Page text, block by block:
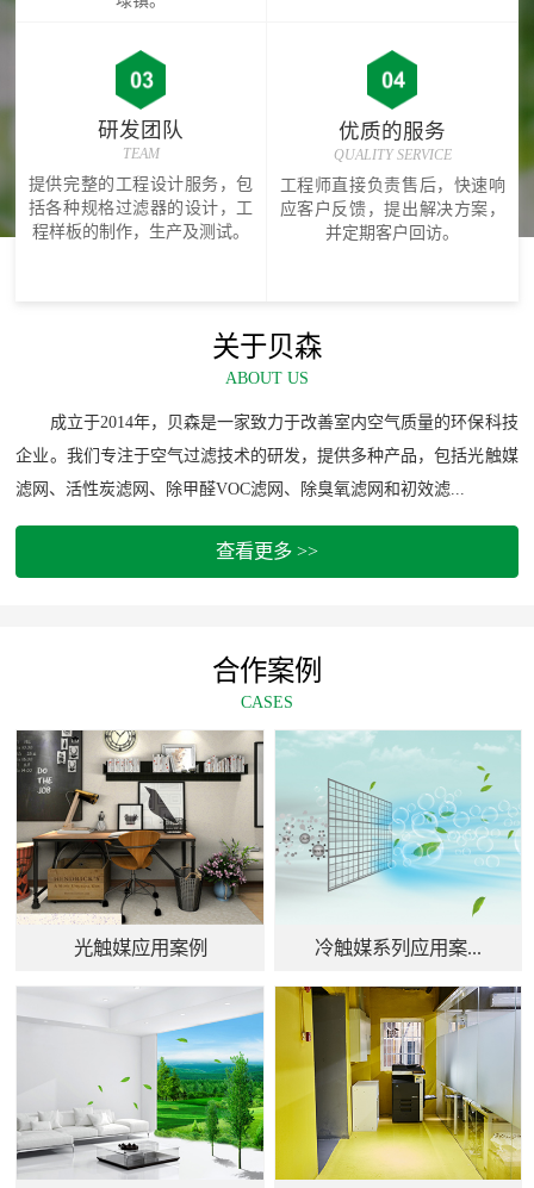
研发团队
TEAM
提供完整的工程设计服务，包
括各种规格过滤器的设计，工
程样板的制作，生产及测试。
优质的服务
QUALITY SERVICE
工程师直接负责售后，快速响
应客户反馈，提出解决方案，
并定期客户回访。
关于贝森
ABOUT US
成立于2014年，贝森是一家致力于改善室内空气质量的环保科技
企业。我们专注于空气过滤技术的研发，提供多种产品，包括光触媒
滤网、活性炭滤网、除甲醛VOC滤网、除臭氧滤网和初效滤...
查看更多 >>
合作案例
CASES
光触媒应用案例 冷触媒系列应用案...